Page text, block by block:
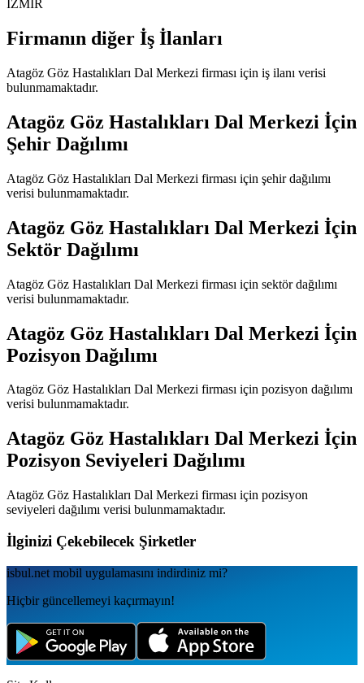
İZMİR
Firmanın diğer İş İlanları
Atagöz Göz Hastalıkları Dal Merkezi firması için iş ilanı verisi
bulunmamaktadır.
Atagöz Göz Hastalıkları Dal Merkezi İçin
Şehir Dağılımı
Atagöz Göz Hastalıkları Dal Merkezi firması için şehir dağılımı
verisi bulunmamaktadır.
Atagöz Göz Hastalıkları Dal Merkezi İçin
Sektör Dağılımı
Atagöz Göz Hastalıkları Dal Merkezi firması için sektör dağılımı
verisi bulunmamaktadır.
Atagöz Göz Hastalıkları Dal Merkezi İçin
Pozisyon Dağılımı
Atagöz Göz Hastalıkları Dal Merkezi firması için pozisyon dağılımı
verisi bulunmamaktadır.
Atagöz Göz Hastalıkları Dal Merkezi İçin
Pozisyon Seviyeleri Dağılımı
Atagöz Göz Hastalıkları Dal Merkezi firması için pozisyon
seviyeleri dağılımı verisi bulunmamaktadır.
İlginizi Çekebilecek Şirketler
isbul.net mobil uygulamаsını indirdiniz mi?
Hiçbir güncellemeyi kaçırmayın!